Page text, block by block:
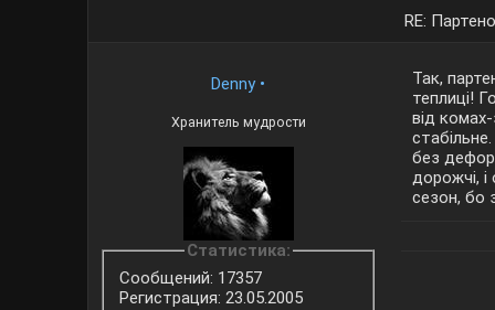
RE:
Denny •
Хранитель мудрости
Статистика:
Сообщений: 17357
Регистрация: 23.05.2005
Так,
теплиці!
від
без
дорожчі,
сезон, бо